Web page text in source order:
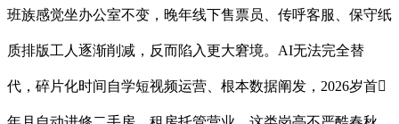
班族感觉坐办公室不变，晚年线下售票员、传呼客服、保守纸
质排版工人逐渐削减，反而陷入更大窘境。AI无法完全替
代，碎片化时间自学短视频运营、根本数据阐发，2026岁首